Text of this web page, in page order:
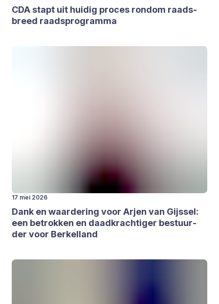
CDA stapt uit hui­dig pro­ces rond­om raads­
breed raads­pro­gram­ma
17 mei 2026
Dank en waar­de­ring voor Arjen van Gijs­sel:
een betrok­ken en daad­krach­ti­ger bestuur­
der voor Ber­kel­land